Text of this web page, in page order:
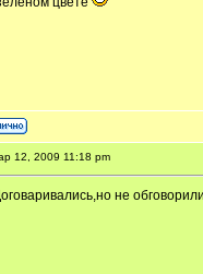
12, 2009 11:18 pm
не